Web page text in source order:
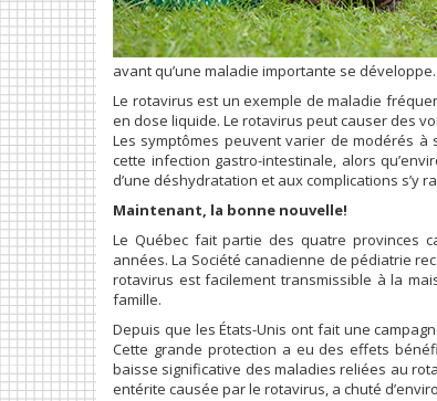
avant qu’une maladie importante se développe.
Le rotavirus est un exemple de maladie
en dose liquide. Le rotavirus peut causer des
Les symptômes peuvent varier de modérés
cette infection gastro-intestinale, alors
d’une déshydratation et aux complications s’y
Maintenant, la bonne nouvelle!
Le Québec fait partie des quatre provinces
années. La Société canadienne de pédiatrie
rotavirus est facilement transmissible à la
famille.
Depuis que les États-Unis ont fait une
Cette grande protection a eu des effets
baisse significative des maladies reliées au
entérite causée par le rotavirus, a chuté